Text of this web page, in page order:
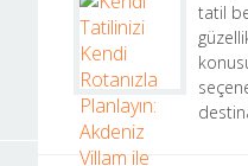
tatil